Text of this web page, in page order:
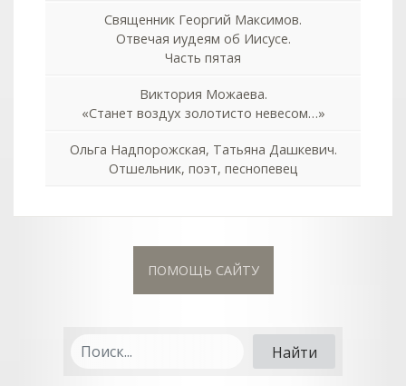
Священник Георгий Максимов.
Отвечая иудеям об Иисусе.
Часть пятая
Виктория Можаева.
«Станет воздух золотисто невесом…»
Ольга Надпорожская, Татьяна Дашкевич.
Отшельник, поэт, песнопевец
ПОМОЩЬ САЙТУ